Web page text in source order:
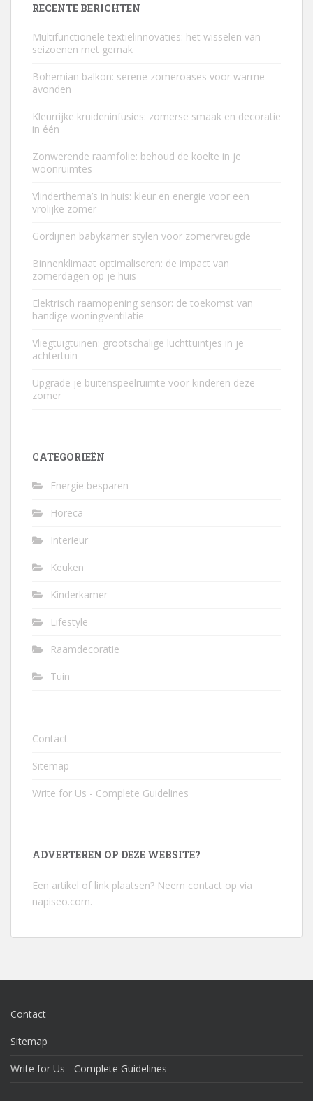
RECENTE BERICHTEN
Multifunctionele textielinnovaties: het wisselen van
seizoenen met gemak
Bohemian balkon: serene zomeroases voor warme
avonden
Kleurrijke kruideninfusies: zomerse smaak en decoratie
in één
Zonwerende raamfolie: behoud de koelte in je
woonruimtes
Vlinderthema’s in huis: kleur en energie voor een
vrolijke zomer
Gordijnen babykamer stylen voor zomervreugde
Binnenklimaat optimaliseren: de impact van
zomerdagen op je huis
Elektrisch raamopening sensor: de toekomst van
handige woningventilatie
Vliegtuigtuinen: grootschalige luchttuintjes in je
achtertuin
Upgrade je buitenspeelruimte voor kinderen deze
zomer
CATEGORIEËN
Energie besparen
Horeca
Interieur
Keuken
Kinderkamer
Lifestyle
Raamdecoratie
Tuin
Contact
Sitemap
Write for Us - Complete Guidelines
ADVERTEREN OP DEZE WEBSITE?
Een artikel of link plaatsen? Neem contact op via
napiseo.com.
Contact
Sitemap
Write for Us - Complete Guidelines